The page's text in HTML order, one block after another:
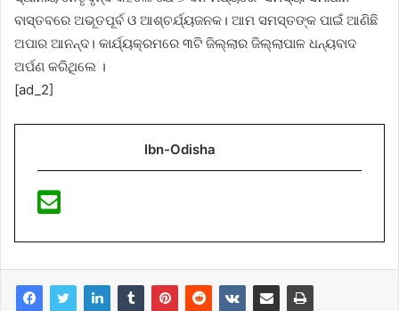
ବାସ୍ତବରେ ଅଭୂତପୂର୍ବ ଓ ଆଶ୍ଚର୍ଯ୍ୟଜନକ। ଆମ ସମସ୍ତଙ୍କ ପାଇଁ ଆଣିଛି
ଅପାର ଆନନ୍ଦ। କାର୍ଯ୍ୟକ୍ରମରେ ୩ଟି ଜିଲ୍ଲାର ଜିଲ୍ଲାପାଳ ଧନ୍ୟବାଦ
ଅର୍ପଣ କରିଥିଲେ ।
[ad_2]
Ibn-Odisha